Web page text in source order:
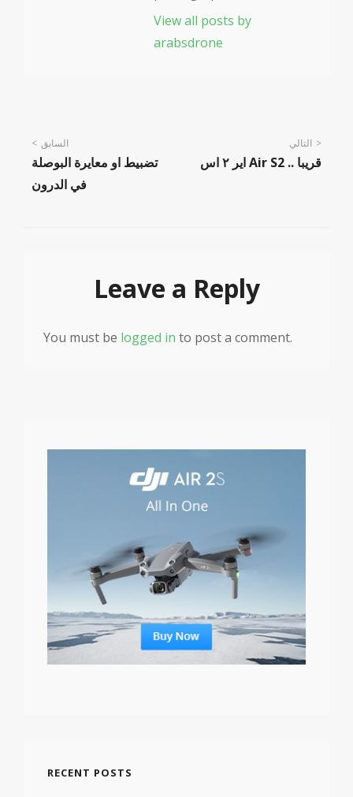
View all posts by
arabsdrone
Post
navigation
السابق
تضبيط او معايرة البوصلة
في الدرون
التالي
اير ٢ اس Air S2 .. قريبا
Leave a Reply
You must be logged in to post a comment.
RECENT POSTS